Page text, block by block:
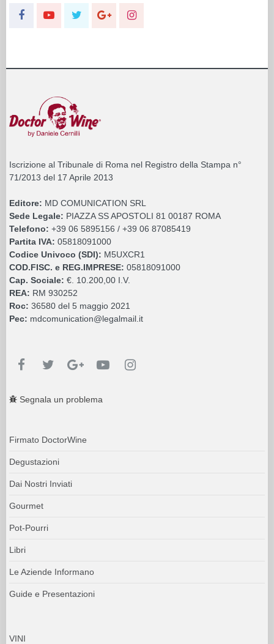
Iscrizione al Tribunale di Roma nel Registro della Stampa n°
71/2013 del 17 Aprile 2013
Editore: MD COMUNICATION SRL
Sede Legale: PIAZZA SS APOSTOLI 81 00187 ROMA
Telefono: +39 06 5895156 / +39 06 87085419
Partita IVA: 05818091000
Codice Univoco (SDI): M5UXCR1
COD.FISC. e REG.IMPRESE: 05818091000
Cap. Sociale: €. 10.200,00 I.V.
REA: RM 930252
Roc: 36580 del 5 maggio 2021
Pec: mdcomunication@legalmail.it
Segnala un problema
Firmato DoctorWine
Degustazioni
Dai Nostri Inviati
Gourmet
Pot-Pourri
Libri
Le Aziende Informano
Guide e Presentazioni
VINI